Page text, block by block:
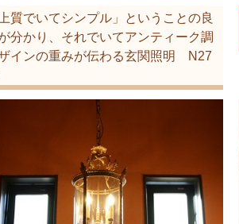
上質でいてシンプル」ということの良
分かり、それでいてアンティーク調
インの重みが伝わる玄関照明 N27